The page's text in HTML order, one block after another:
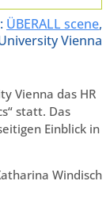
ÜBERALL scene,
Vienna
Vienna das HR
statt. Das
Einblick in
Windisch